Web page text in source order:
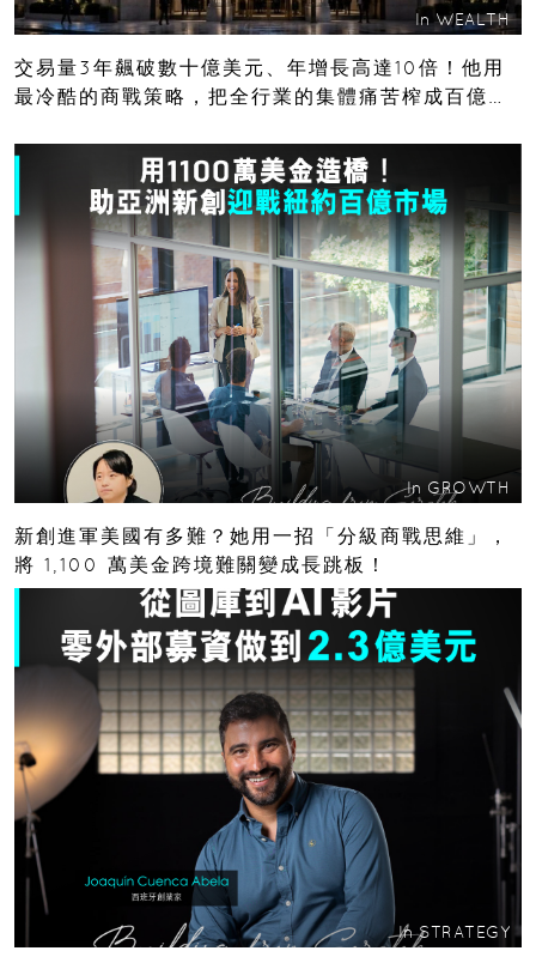
In WEALTH
交易量3年飆破數十億美元、年增長高達10倍！他用
最冷酷的商戰策略，把全行業的集體痛苦榨成百億金
In GROWTH
新創進軍美國有多難？她用一招「分級商戰思維」，
將 1,100 萬美金跨境難關變成長跳板！
In STRATEGY